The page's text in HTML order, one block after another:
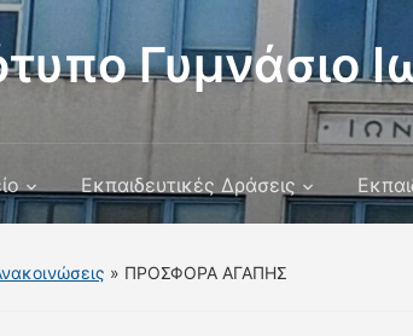
Γυμνάσιο
Εκπαιδευτικές Δράσεις
» ΠΡΟΣΦΟΡΑ ΑΓΑΠΗΣ